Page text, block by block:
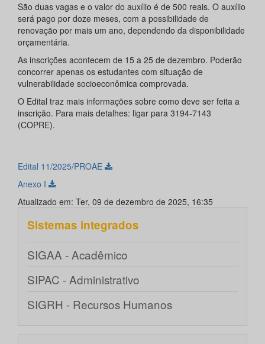
São duas vagas e o valor do auxílio é de 500 reais. O auxílio
será pago por doze meses, com a possibilidade de
renovação por mais um ano, dependendo da disponibilidade
orçamentária.
As inscrições acontecem de 15 a 25 de dezembro. Poderão
concorrer apenas os estudantes com situação de
vulnerabilidade socioeconômica comprovada.
O Edital traz mais informações sobre como deve ser feita a
inscrição. Para mais detalhes: ligar para 3194-7143
(COPRE).
Edital 11/2025/PROAE
Anexo I
Atualizado em: Ter, 09 de dezembro de 2025, 16:35
Sistemas integrados
SIGAA - Acadêmico
SIPAC - Administrativo
SIGRH - Recursos Humanos